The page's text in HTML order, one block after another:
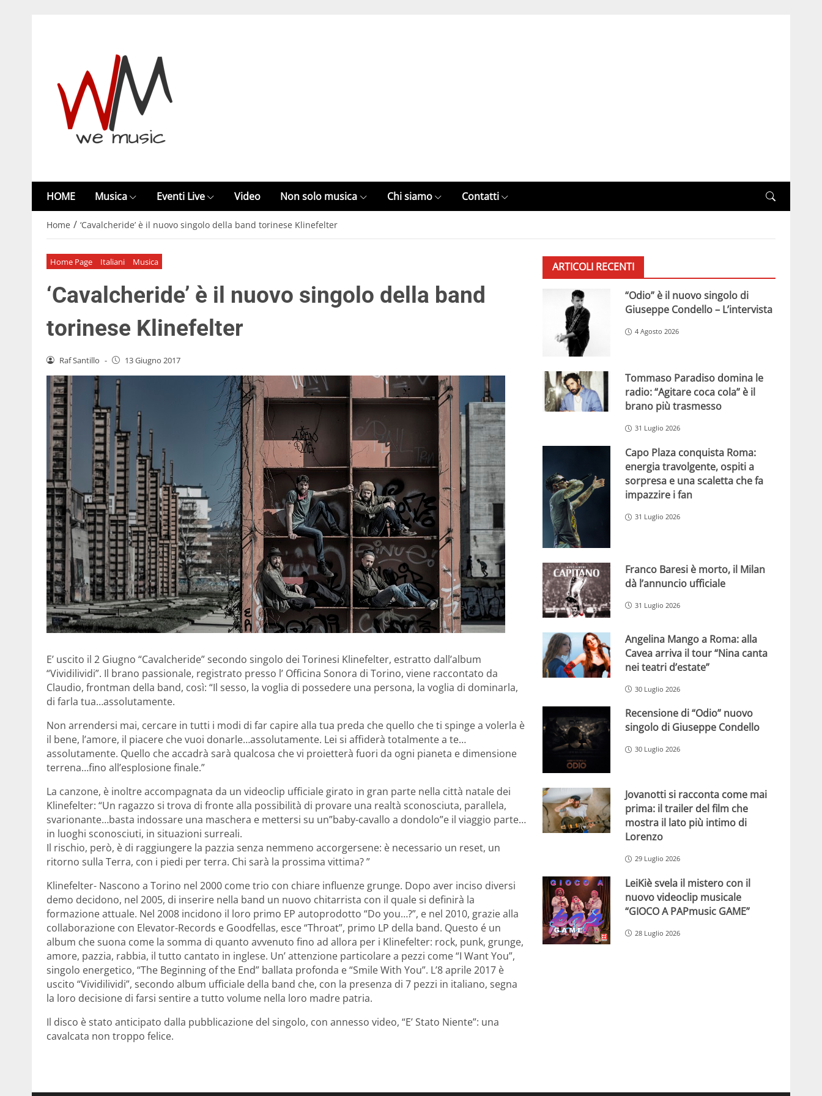
HOME Musica Eventi Live Video Non solo musica Chi siamo Contatti
Home / ‘Cavalcheride’ è il nuovo singolo della band torinese Klinefelter
Home Page Italiani Musica
‘Cavalcheride’ è il nuovo singolo della band
torinese Klinefelter
Raf Santillo - 13 Giugno 2017
E’ uscito il 2 Giugno “Cavalcheride” secondo singolo dei Torinesi Klinefelter, estratto dall’album
“Vividilividi”. Il brano passionale, registrato presso l’ Officina Sonora di Torino, viene raccontato da
Claudio, frontman della band, così: “Il sesso, la voglia di possedere una persona, la voglia di dominarla,
di farla tua…assolutamente.
Non arrendersi mai, cercare in tutti i modi di far capire alla tua preda che quello che ti spinge a volerla è
il bene, l’amore, il piacere che vuoi donarle…assolutamente. Lei si affiderà totalmente a te…
assolutamente. Quello che accadrà sarà qualcosa che vi proietterà fuori da ogni pianeta e dimensione
terrena…fino all’esplosione finale.”
La canzone, è inoltre accompagnata da un videoclip ufficiale girato in gran parte nella città natale dei
Klinefelter: “Un ragazzo si trova di fronte alla possibilità di provare una realtà sconosciuta, parallela,
svarionante…basta indossare una maschera e mettersi su un”baby-cavallo a dondolo”e il viaggio parte…
in luoghi sconosciuti, in situazioni surreali.
Il rischio, però, è di raggiungere la pazzia senza nemmeno accorgersene: è necessario un reset, un
ritorno sulla Terra, con i piedi per terra. Chi sarà la prossima vittima? ”
Klinefelter- Nascono a Torino nel 2000 come trio con chiare influenze grunge. Dopo aver inciso diversi
demo decidono, nel 2005, di inserire nella band un nuovo chitarrista con il quale si definirà la
formazione attuale. Nel 2008 incidono il loro primo EP autoprodotto “Do you…?”, e nel 2010, grazie alla
collaborazione con Elevator-Records e Goodfellas, esce “Throat”, primo LP della band. Questo é un
album che suona come la somma di quanto avvenuto fino ad allora per i Klinefelter: rock, punk, grunge,
amore, pazzia, rabbia, il tutto cantato in inglese. Un’ attenzione particolare a pezzi come “I Want You”,
singolo energetico, “The Beginning of the End” ballata profonda e “Smile With You”. L’8 aprile 2017 è
uscito “Vividilividi”, secondo album ufficiale della band che, con la presenza di 7 pezzi in italiano, segna
la loro decisione di farsi sentire a tutto volume nella loro madre patria.
Il disco è stato anticipato dalla pubblicazione del singolo, con annesso video, “E’ Stato Niente”: una
cavalcata non troppo felice.
ARTICOLI RECENTI
“Odio” è il nuovo singolo di
Giuseppe Condello – L’intervista
4 Agosto 2026
Tommaso Paradiso domina le
radio: “Agitare coca cola” è il
brano più trasmesso
31 Luglio 2026
Capo Plaza conquista Roma:
energia travolgente, ospiti a
sorpresa e una scaletta che fa
impazzire i fan
31 Luglio 2026
Franco Baresi è morto, il Milan
dà l’annuncio ufficiale
31 Luglio 2026
Angelina Mango a Roma: alla
Cavea arriva il tour “Nina canta
nei teatri d’estate”
30 Luglio 2026
Recensione di “Odio” nuovo
singolo di Giuseppe Condello
30 Luglio 2026
Jovanotti si racconta come mai
prima: il trailer del film che
mostra il lato più intimo di
Lorenzo
29 Luglio 2026
LeiKiè svela il mistero con il
nuovo videoclip musicale
“GIOCO A PAPmusic GAME”
28 Luglio 2026